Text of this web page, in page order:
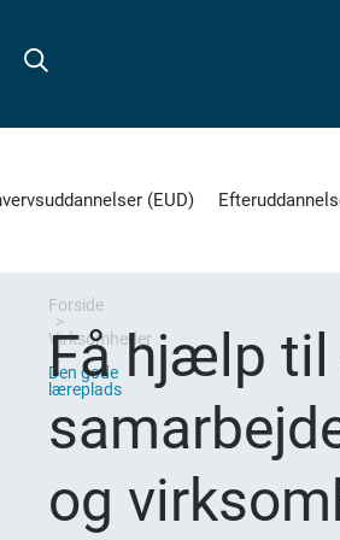
(EUD)
Forside
Virksomheder
Den gode
læreplads
Få hjælp til
og